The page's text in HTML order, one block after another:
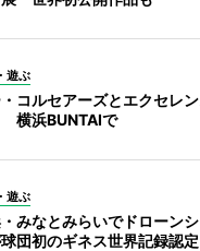
遊ぶ
コルセアーズとエクセレ
横浜BUNTAIで
遊ぶ
みなとみらいでドローン
団初のギネス世界記録認定